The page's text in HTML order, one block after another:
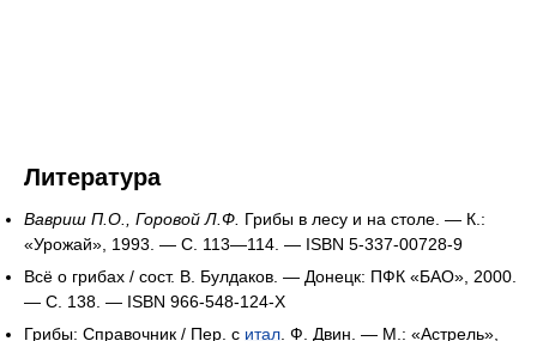
Литература
Вавриш П.О., Горовой Л.Ф. Грибы в лесу и на столе. — К.:
«Урожай», 1993. — С. 113—114. — ISBN 5-337-00728-9
Всё о грибах / сост. В. Булдаков. — Донецк: ПФК «БАО», 2000.
— С. 138. — ISBN 966-548-124-X
Грибы: Справочник / Пер. с итал . Ф. Двин. — М.: «Астрель»,